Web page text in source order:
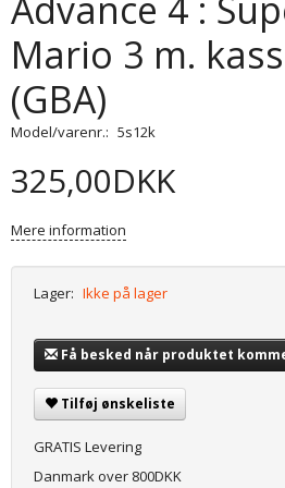
Advance 4 :
Mario 3 m.
(GBA)
Model/varenr.: 5s12k
325,00DKK
Mere information
Lager: Ikke på lager
Få besked når produktet
Tilføj ønskeliste
GRATIS Levering
Danmark over 800DKK